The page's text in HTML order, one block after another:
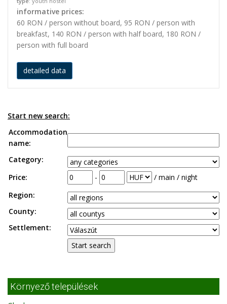
informative prices:
60 RON / person without board, 95 RON / person with
breakfast, 140 RON / person with half board, 180 RON /
person with full board
detailed data
Start new search:
Accommodation
name:
Category:
Price:
-
/ main / night
Region:
County:
Settlement:
Környező települések